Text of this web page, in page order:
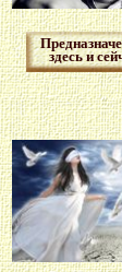
здесь и